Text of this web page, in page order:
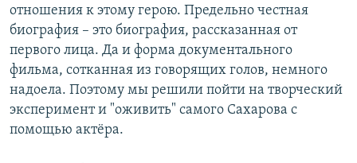
отношения к этому герою. Предельно честная
биография – это биография, рассказанная от
первого лица. Да и форма документального
фильма, сотканная из говорящих голов, немного
надоела. Поэтому мы решили пойти на творческий
эксперимент и "оживить" самого Сахарова с
помощью актёра.